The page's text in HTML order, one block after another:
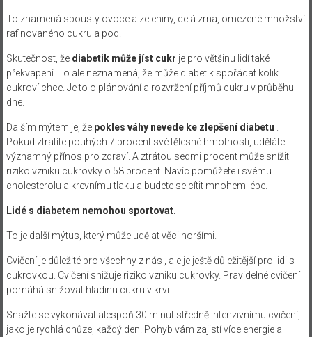
To znamená spousty ovoce a zeleniny, celá zrna, omezené množství
rafinovaného cukru a pod.
Skutečnost, že diabetik může jíst cukr je pro většinu lidí také
překvapení. To ale neznamená, že může diabetik spořádat kolik
cukroví chce. Je to o plánování a rozvržení příjmů cukru v průběhu
dne.
Dalším mýtem je, že pokles váhy nevede ke zlepšení diabetu
Pokud ztratíte pouhých 7 procent své tělesné hmotnosti, uděláte
významný přínos pro zdraví. A ztrátou sedmi procent může snížit
riziko vzniku cukrovky o 58 procent. Navíc pomůžete i svému
cholesterolu a krevnímu tlaku a budete se cítit mnohem lépe.
Lidé s diabetem nemohou sportovat.
To je další mýtus, který může udělat věci horšími.
Cvičení je důležité pro všechny z nás , ale je ještě důležitější pro lidi s
cukrovkou. Cvičení snižuje riziko vzniku cukrovky. Pravidelné cvičení
pomáhá snižovat hladinu cukru v krvi.
Snažte se vykonávat alespoň 30 minut středně intenzivnímu cvičení,
jako je rychlá chůze, každý den. Pohyb vám zajistí více energie a